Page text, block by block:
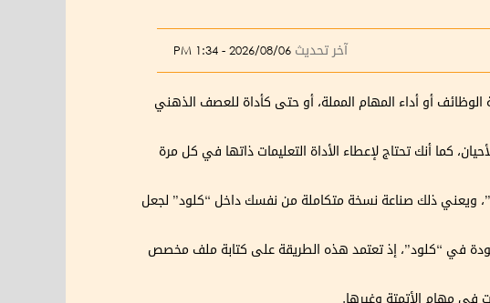
آخر تحديث 2026/08/06 - 1:34 PM
أو أداء المهام المملة، أو حتى كأداة للعصف الذهني
كما أنك تحتاج لإعطاء الأداة التعليمات ذاتها في كل مرة
ويعني ذلك صناعة نسخة متكاملة من نفسك داخل “كلود” لجعل
في “كلود”، إذ تعتمد هذه الطريقة على كتابة ملف مخصص
في مهام الأتمتة وغيرها.